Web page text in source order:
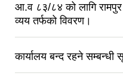
आ.व ८३/८‍४ को लागि
व्यय तर्फको विवरण।
कार्यालय बन्द रहने सम्बन्धी